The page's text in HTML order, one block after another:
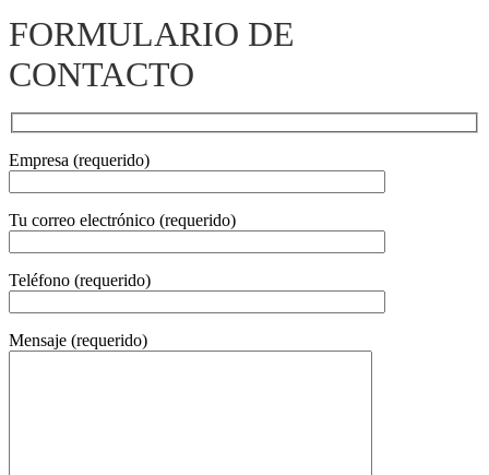
FORMULARIO DE
CONTACTO
Empresa (requerido)
Tu correo electrónico (requerido)
Teléfono (requerido)
Mensaje (requerido)